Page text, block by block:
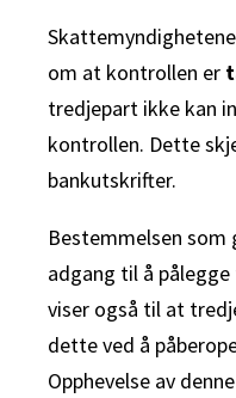
om at kontrollen er
tredjepart ikke kan
kontrollen. Dette
bankutskrifter.
Bestemmelsen
adgang til å
viser også til at
dette ved å
Opphevelse av